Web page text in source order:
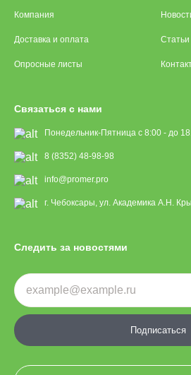
Компания
Доставка и оплата
Опросные листы
Статьи
Связаться с нами
Понедельник-Пятница с 8:00 - до
8 (8352) 48-98-98
info@promer.pro
г. Чебоксары, ул. Академика А.Н.
Следить за новостями
Подписаться